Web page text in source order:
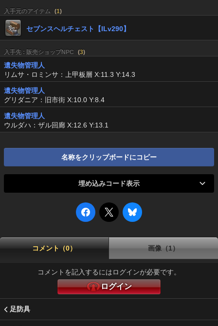
入手元のアイテム (1)
セブンスヘルチェスト【ILv290】
入手先 : 販売ショップNPC (3)
遺失物管理人
リムサ・ロミンサ：上甲板層 X:11.3 Y:14.3
遺失物管理人
グリダニア：旧市街 X:10.0 Y:8.4
遺失物管理人
ウルダハ：ザル回廊 X:12.6 Y:13.1
名称をクリップボードにコピー
埋め込みコード表示
コメント（0） 画像（1）
コメントを記入するにはログインが必要です。
ログイン
足防具